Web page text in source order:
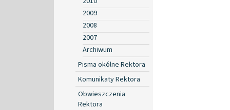
2009
2008
2007
Archiwum
Pisma okólne Rektora
Komunikaty Rektora
Obwieszczenia
Rektora